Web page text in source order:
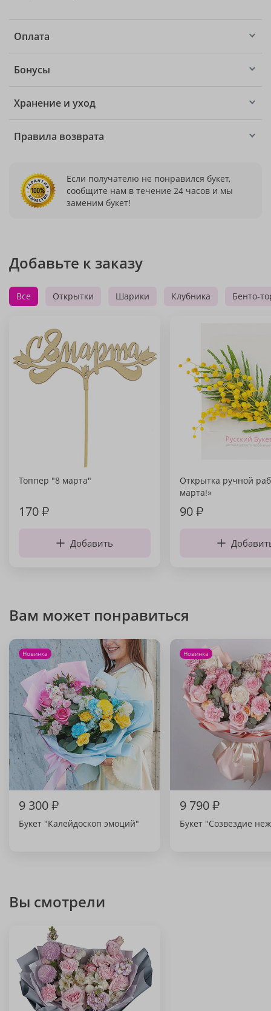
Оплата
Бонусы
Хранение и уход
Правила возврата
Если получателю не понравился букет,
сообщите нам в течение 24 часов и мы
заменим букет!
Добавьте к заказу
Все Открытки Шарики Клубника Бенто-
Топпер "8 марта"
170₽
Добавить
Открытка ручной
марта!»
90₽
Вам может понравиться
Новинка
9 300₽
Букет "Калейдоскоп эмоций"
Новинка
9 790₽
Букет "Созвездие
Вы смотрели